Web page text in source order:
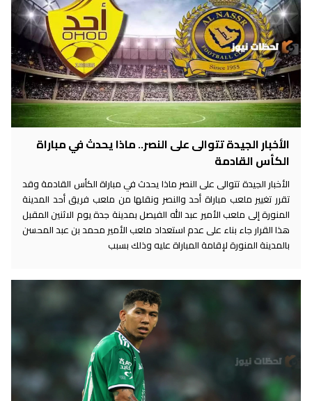
الأخبار الجيدة تتوالى على النصر.. ماذا يحدث في مباراة
الكأس القادمة
الأخبار الجيدة تتوالى على النصر ماذا يحدث في مباراة الكأس القادمة وقد
تقرر تغيير ملعب مباراة أحد والنصر ونقلها من ملعب فريق أحد المدينة
المنورة إلى ملعب الأمير عبد الله الفيصل بمدينة جدة يوم الاثنين المقبل
هذا القرار جاء بناء على عدم استعداد ملعب الأمير محمد بن عبد المحسن
بالمدينة المنورة لإقامة المباراة عليه وذلك بسبب